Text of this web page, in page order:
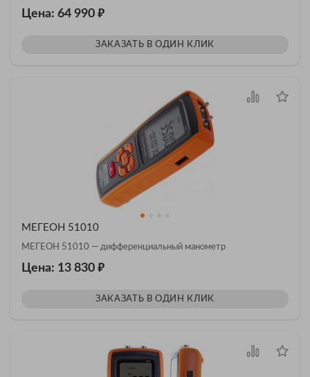
Цена: 64 990 ₽
ЗАКАЗАТЬ В ОДИН КЛИК
МЕГЕОН 51010
МЕГЕОН 51010 — дифференциальный манометр
Цена: 13 830 ₽
ЗАКАЗАТЬ В ОДИН КЛИК